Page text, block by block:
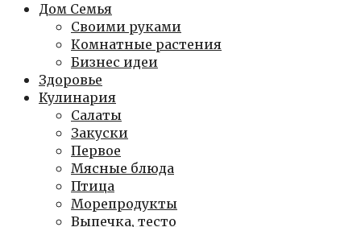
Дом Семья
Своими руками
Комнатные растения
Бизнес идеи
Здоровье
Кулинария
Салаты
Закуски
Первое
Мясные блюда
Птица
Морепродукты
Выпечка, тесто